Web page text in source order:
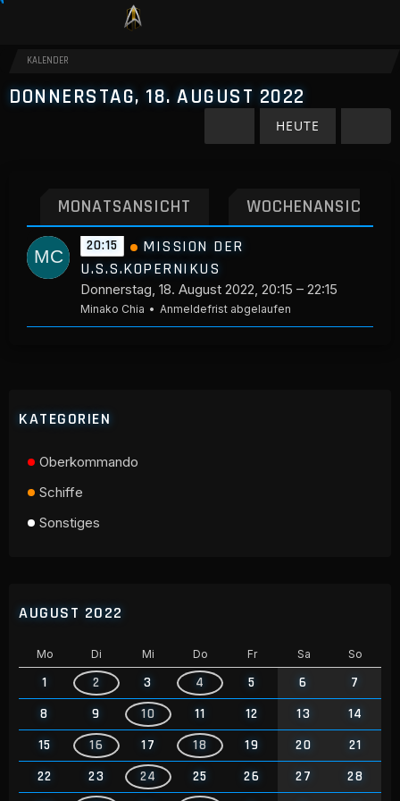
KALENDER
DONNERSTAG, 18. AUGUST 2022
HEUTE
MONATSANSICHT WOCHENANSICHT
20:15
MISSION DER
U.S.S.KOPERNIKUS
Donnerstag, 18. August 2022, 20:15 – 22:15
Minako Chia Anmeldefrist abgelaufen
KATEGORIEN
Oberkommando
Schiffe
Sonstiges
AUGUST 2022
Mo Di Mi Do Fr Sa So
1 2 3 4 5 6
7
8
9 10 11 12 13
14
15
16 17 18 19 20
21
22
23 24 25 26 27
28